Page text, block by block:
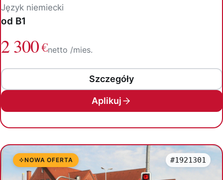
Język niemiecki
od B1
2 300€netto /mies.
Szczegóły
Aplikuj
NOWA OFERTA #1921301